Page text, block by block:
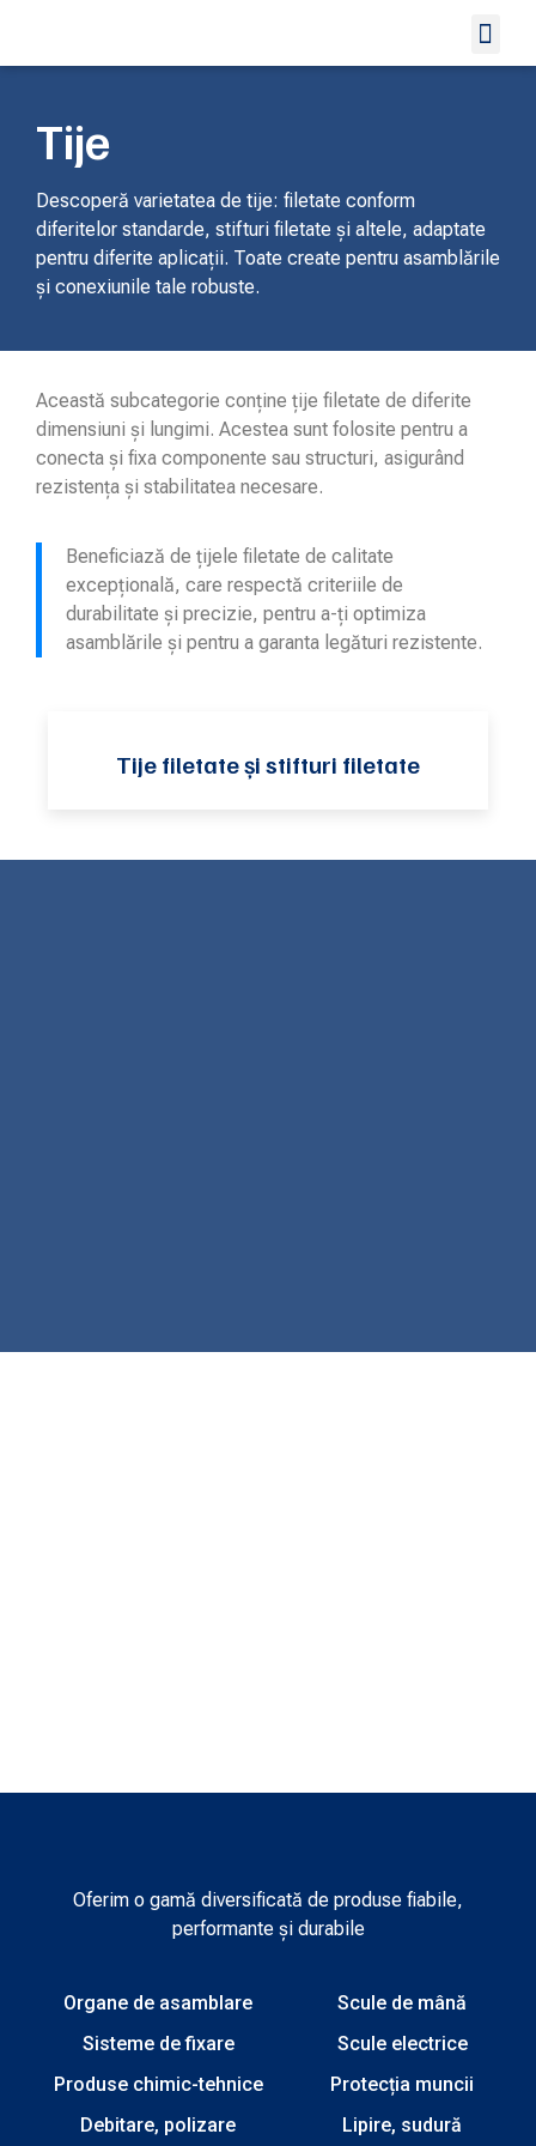
Tije
Descoperă varietatea de tije: filetate conform
diferitelor standarde, stifturi filetate și altele, adaptate
pentru diferite aplicații. Toate create pentru asamblările
și conexiunile tale robuste.
Această subcategorie conține țije filetate de diferite
dimensiuni și lungimi. Acestea sunt folosite pentru a
conecta și fixa componente sau structuri, asigurând
rezistența și stabilitatea necesare.
Beneficiază de țijele filetate de calitate
excepțională, care respectă criteriile de
durabilitate și precizie, pentru a-ți optimiza
asamblările și pentru a garanta legături rezistente.
Tije filetate și stifturi filetate
Oferim o gamă diversificată de produse fiabile,
performante și durabile
Organe de asamblare
Sisteme de fixare
Produse chimic-tehnice
Debitare, polizare
Scule de mână
Scule electrice
Protecția muncii
Lipire, sudură